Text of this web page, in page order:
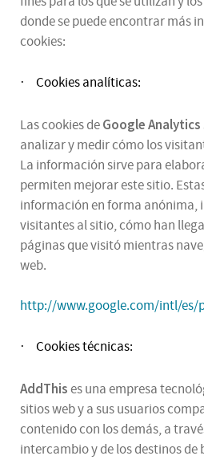
donde se puede encontrar más
cookies:
· Cookies analíticas:
Las cookies deGoogle Analytics
analizar y medir cómo los
La información sirve para
permiten mejorar este sitio.
información en forma anónima,
visitantes al sitio, cómo han
páginas que visitó mientras
web.
http://www.google.com/intl/es/
· Cookies técnicas:
AddThises una empresa
sitios web y a sus usuarios
contenido con los demás, a
intercambio y de los destinos